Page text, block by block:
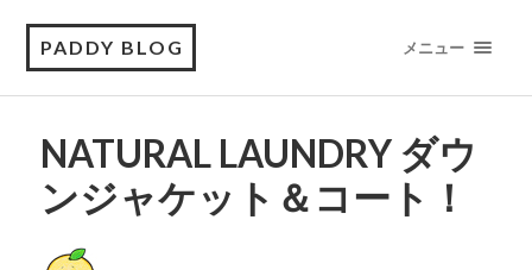
PADDY BLOG メニュー
NATURAL LAUNDRY ダウ
ンジャケット＆コート！